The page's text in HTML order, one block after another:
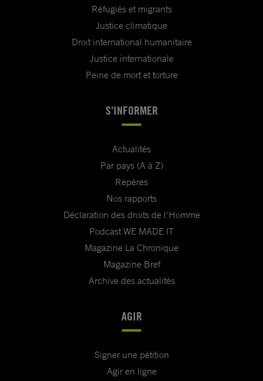
Réfugiés et migrants
Justice climatique
Droit international humanitaire
Justice internationale
Peine de mort et torture
S'INFORMER
Actualités
Par pays (A à Z)
Repères
Nos rapports
Déclaration des droits de l'Homme
Podcast WE MADE IT
Magazine La Chronique
Magazine Bref
Archive des actualités
AGIR
Signer une pétition
Agir en ligne